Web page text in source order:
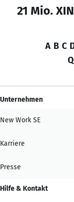
21 Mio.
A B C
Q
Unternehmen
New Work SE
Karriere
Presse
Hilfe & Kontakt